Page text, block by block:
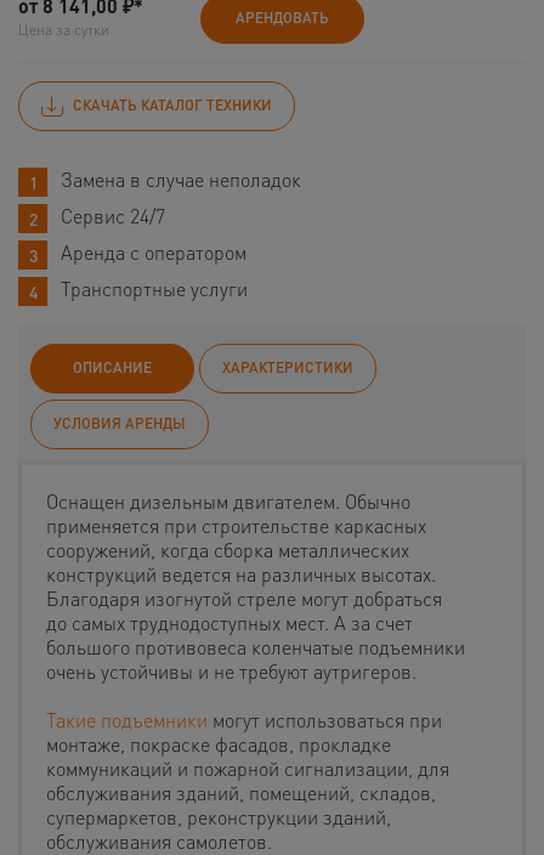
от8 141,00 ₽*
Цена за сутки
АРЕНДОВАТЬ
СКАЧАТЬ КАТАЛОГ ТЕХНИКИ
Замена в случае неполадок
Сервис 24/7
Аренда с оператором
Транспортные услуги
ОПИСАНИЕ ХАРАКТЕРИСТИКИ
УСЛОВИЯ АРЕНДЫ
Оснащен дизельным двигателем. Обычно
применяется при строительстве каркасных
сооружений, когда сборка металлических
конструкций ведется на различных высотах.
Благодаря изогнутой стреле могут добраться
до самых труднодоступных мест. А за счет
большого противовеса коленчатые подъемники
очень устойчивы и не требуют аутригеров.
Такие подъемники могут использоваться при
монтаже, покраске фасадов, прокладке
коммуникаций и пожарной сигнализации, для
обслуживания зданий, помещений, складов,
супермаркетов, реконструкции зданий,
обслуживания самолетов.